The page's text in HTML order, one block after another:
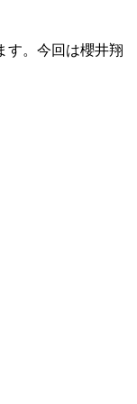
す。今回は櫻井翔